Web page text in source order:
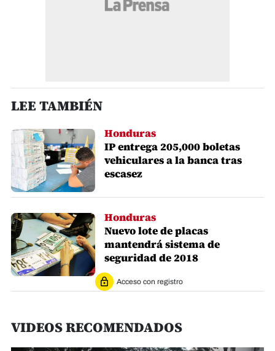
LEE TAMBIÉN
Honduras
IP entrega 205,000 boletas
vehiculares a la banca tras
escasez
Honduras
Nuevo lote de placas
mantendrá sistema de
seguridad de 2018
Acceso con registro
VIDEOS RECOMENDADOS